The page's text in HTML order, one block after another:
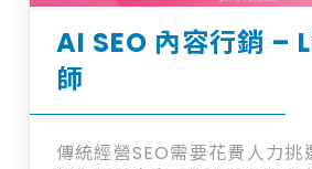
AI SEO 內容行銷 –
師
傳統經營SEO需要花費人力挑